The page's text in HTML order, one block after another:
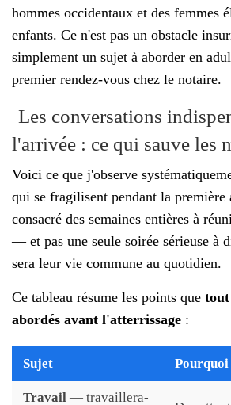
hommes occidentaux et des femmes
enfants. Ce n'est pas un obstacle
simplement un sujet à aborder en
premier rendez-vous chez le notaire.
Les conversations
l'arrivée : ce qui sauve les
Voici ce que j'observe
qui se fragilisent pendant la première
consacré des semaines entières à
— et pas une seule soirée sérieuse à
sera leur vie commune au quotidien.
Ce tableau résume les points que
abordés avant l'atterrissage :
Sujet
Travail — travaillera-